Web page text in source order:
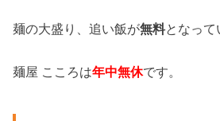
麺の大盛り、追い飯が無料となって
麺屋 こころは年中無休です。